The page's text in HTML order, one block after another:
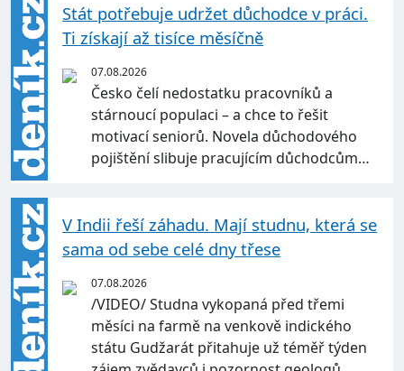
Stát potřebuje udržet důchodce v práci.
Ti získají až tisíce měsíčně
07.08.2026
Česko čelí nedostatku pracovníků a
stárnoucí populaci – a chce to řešit
motivací seniorů. Novela důchodového
pojištění slibuje pracujícím důchodcům…
V Indii řeší záhadu. Mají studnu, která se
sama od sebe celé dny třese
07.08.2026
/VIDEO/ Studna vykopaná před třemi
měsíci na farmě na venkově indického
státu Gudžarát přitahuje už téměř týden